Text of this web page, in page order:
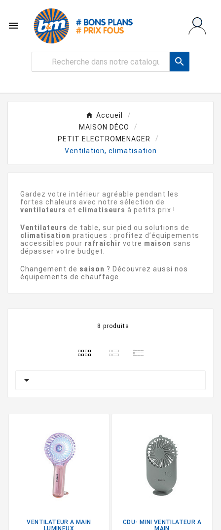


Accueil
MAISON DÉCO
PETIT ELECTROMENAGER
Ventilation, climatisation
Gardez votre intérieur agréable pendant les
fortes chaleurs avec notre sélection de
ventilateurs et climatiseurs à petits prix !
Ventilateurs de table, sur pied ou solutions de
climatisation pratiques : profitez d’équipements
accessibles pour rafraîchir votre maison sans
dépasser votre budget.
Changement de saison ? Découvrez aussi nos
équipements de chauffage
8 produits

VENTILATEUR A MAIN
LUMINEUX
CDU- MINI VENTILATEUR A
MAIN